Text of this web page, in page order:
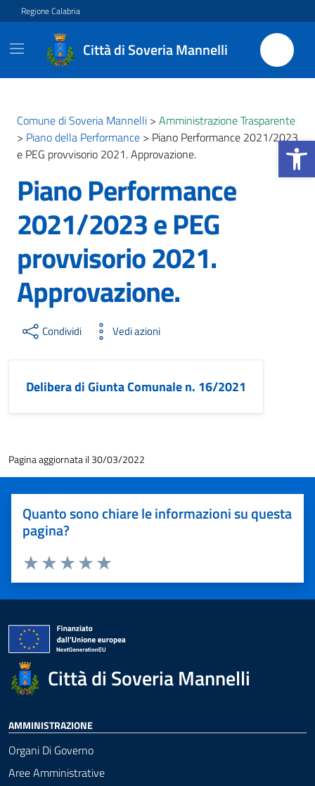
Apri la
Vai ai contenuti
Vai al footer
Regione Calabria
Città di Soveria Mannelli
Comune di Soveria Mannelli > Amministrazione Trasparente
> Piano della Performance > Piano Performance 2021/2023
e PEG provvisorio 2021. Approvazione.
Piano Performance
2021/2023 e PEG
provvisorio 2021.
Approvazione.
Condividi Vedi azioni
Delibera di Giunta Comunale n. 16/2021
Pagina aggiornata il 30/03/2022
Quanto sono chiare le informazioni su questa
pagina?
Valuta 5 stelle su 5
Valuta 4 stelle su 5
Valuta 3 stelle su 5
Valuta 2 stelle su 5
Valuta 1 stelle su 5
Città di Soveria Mannelli
AMMINISTRAZIONE
Organi Di Governo
Aree Amministrative